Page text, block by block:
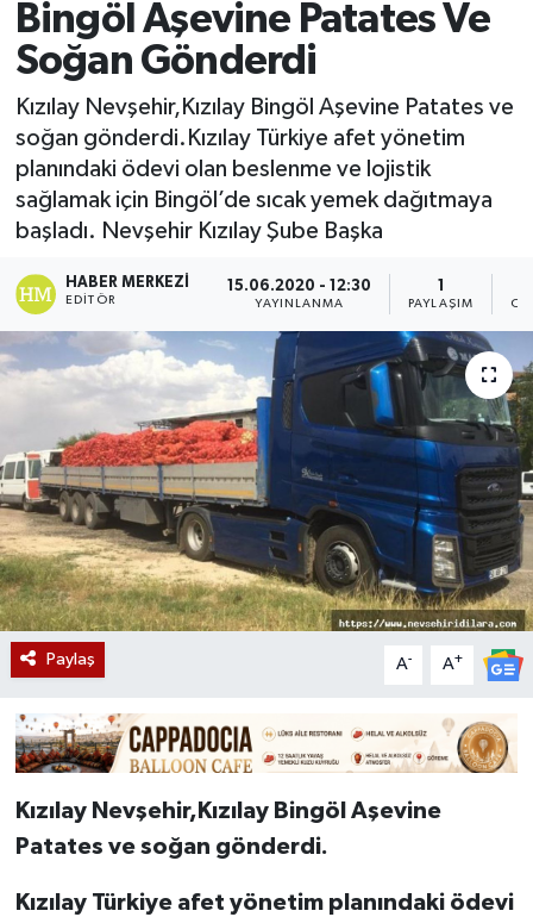
Bingöl Aşevine Patates Ve
Soğan Gönderdi
Kızılay Nevşehir,Kızılay Bingöl Aşevine Patates ve
soğan gönderdi.Kızılay Türkiye afet yönetim
planındaki ödevi olan beslenme ve lojistik
sağlamak için Bingöl’de sıcak yemek dağıtmaya
başladı. Nevşehir Kızılay Şube Başka
HABER MERKEZI
EDITÖR
15.06.2020 - 12:30
YAYINLANMA
1
PAYLAŞIM
Paylaş A- A+
Kızılay Nevşehir,Kızılay Bingöl Aşevine
Patates ve soğan gönderdi.
Kızılay Türkiye afet yönetim planındaki ödevi